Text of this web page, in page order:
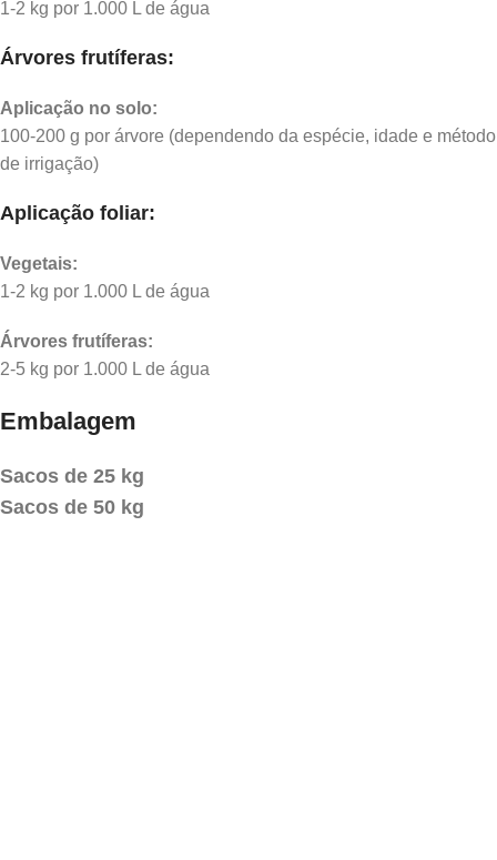
1-2 kg por 1.000 L de água
Árvores frutíferas:
Aplicação no solo:
100-200 g por árvore (dependendo da espécie, idade e método
de irrigação)
Aplicação foliar:
Vegetais:
1-2 kg por 1.000 L de água
Árvores frutíferas:
2-5 kg por 1.000 L de água
Embalagem
Sacos de 25 kg
Sacos de 50 kg